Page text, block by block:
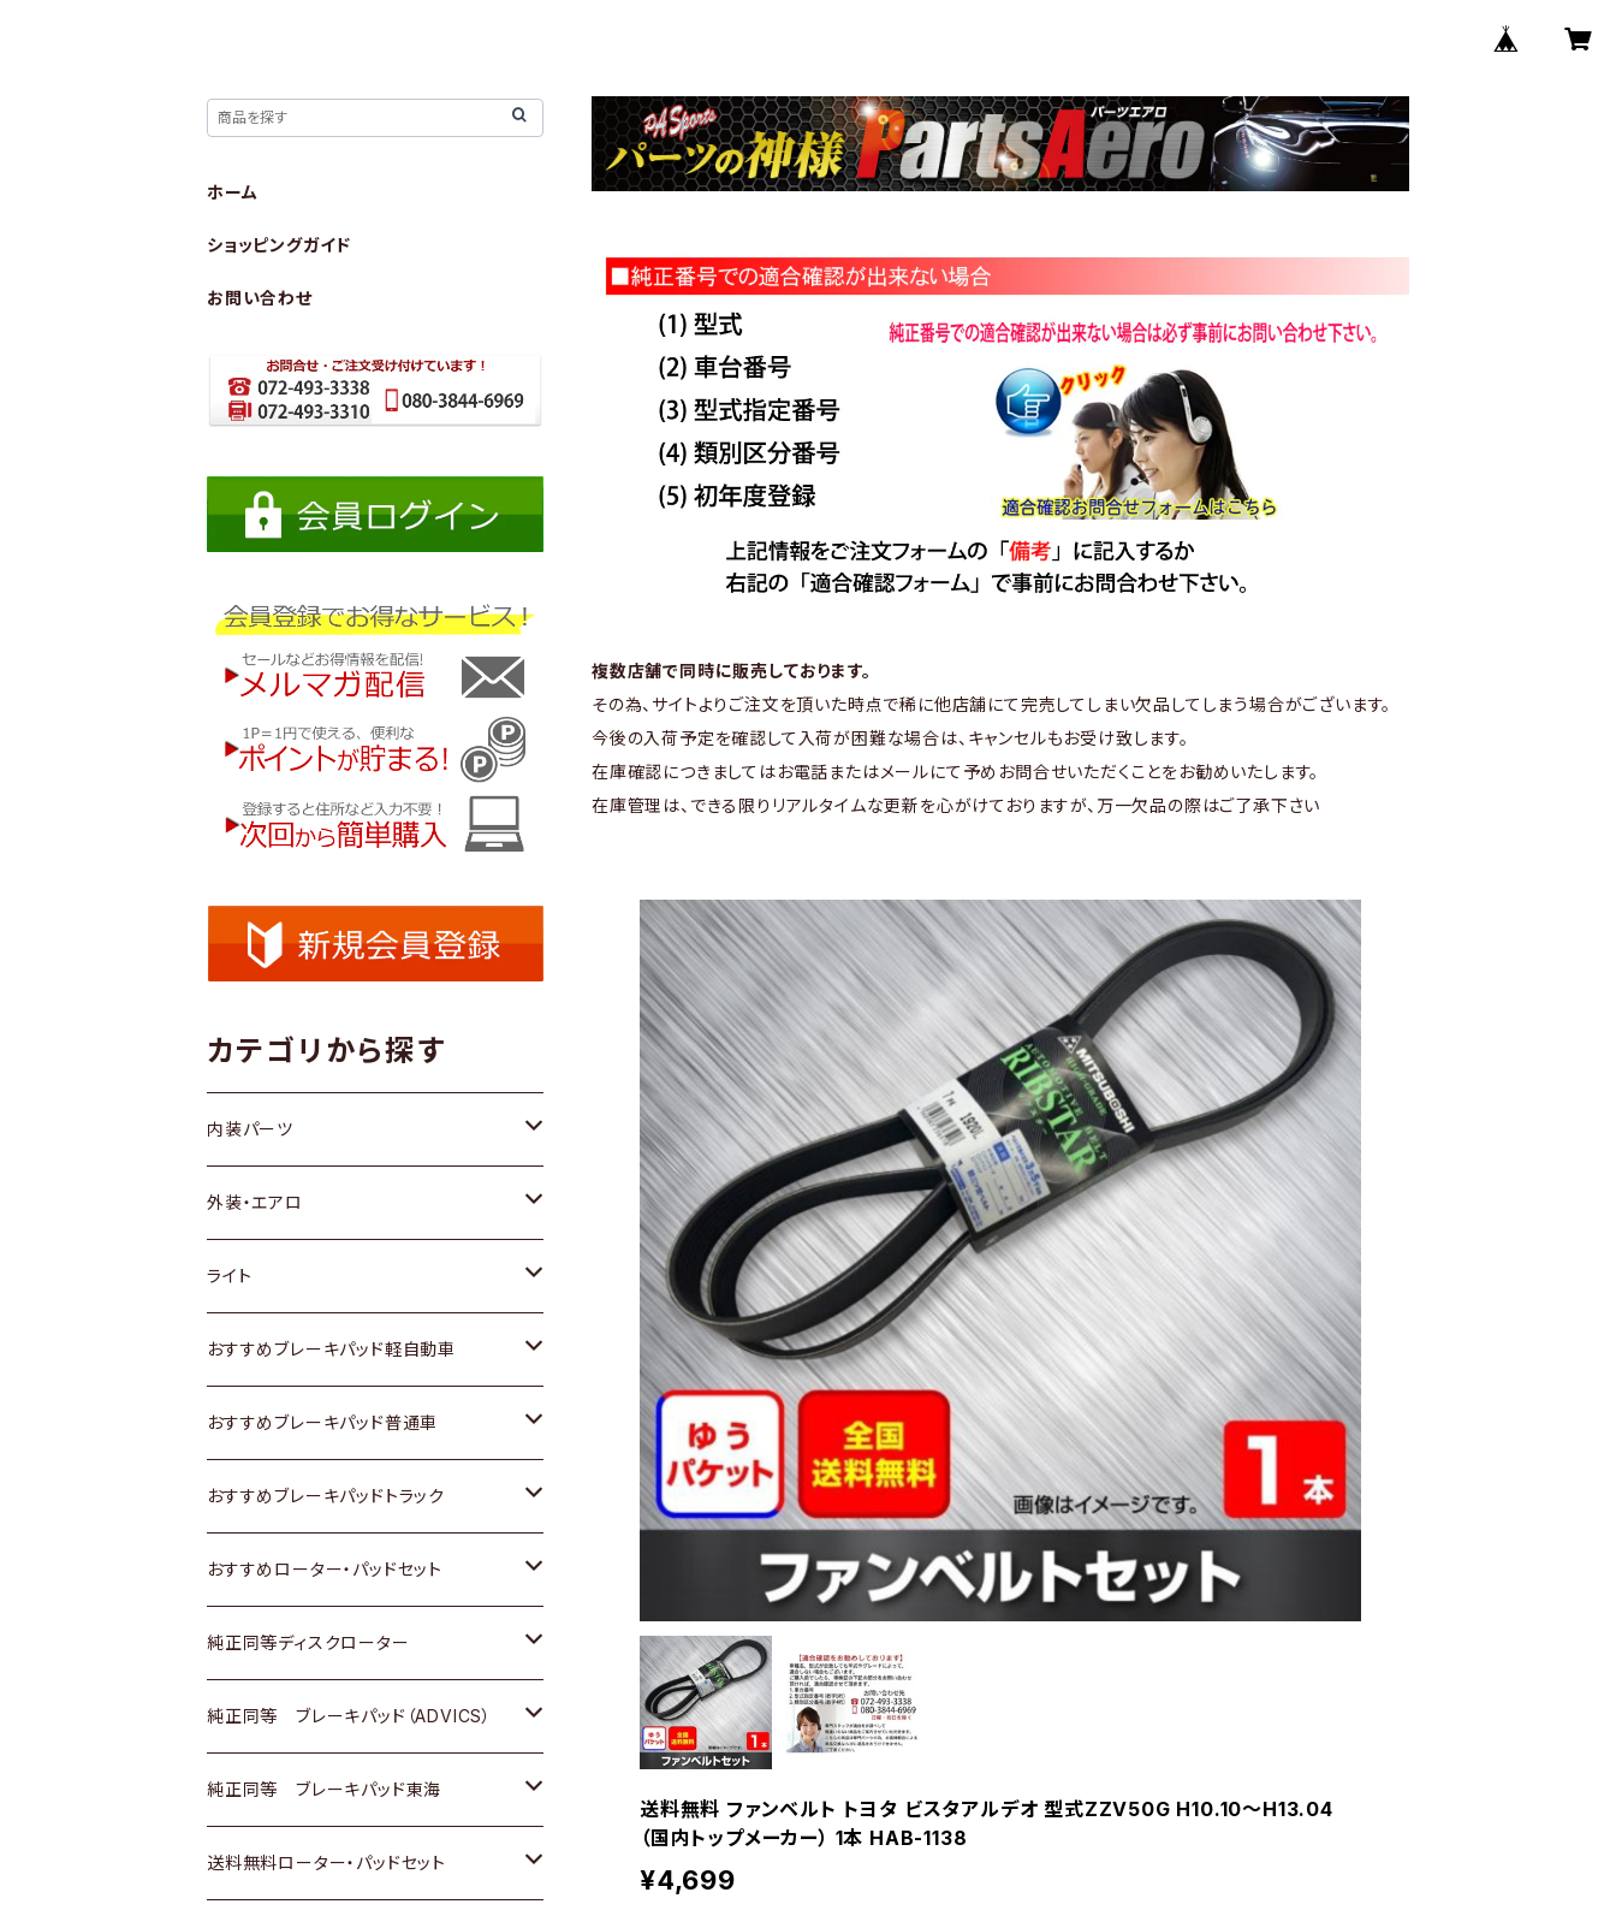
複数店舗で同時に販売しております。
その為、サイトよりご注文を頂いた時点で稀に他店舗にて完売してしまい欠品してしまう場合がございます。
今後の入荷予定を確認して入荷が困難な場合は、キャンセルもお受け致します。
在庫確認につきましてはお電話またはメールにて予めお問合せいただくことをお勧めいたします。
在庫管理は、できる限りリアルタイムな更新を心がけておりますが、万一欠品の際はご了承下さい
送料無料 ファンベルト トヨタ ビスタアルデオ 型式ZZV50G H10.10～H13.04
（国内トップメーカー） 1本 HAB-1138
¥4,699
ホーム
ショッピングガイド
お問い合わせ
カテゴリから探す
内装パーツ
トヨタ
ホンダ
スズキ
日産
いすゞ
ダイハツ
マツダ
三菱
スバル
日野
外装・エアロ
トヨタ
ホンダ
スズキ
日産
いすゞ
ダイハツ
マツダ
三菱
日野
ライト
トヨタ
スズキ
日産
いすゞ
ダイハツ
三菱
日野
三菱ふそう
おすすめブレーキパッド軽自動車
トヨタ
ホンダ
スズキ
日産
ダイハツ
マツダ
三菱
おすすめブレーキパッド普通車
トヨタ
ホンダ
スズキ
日産
いすゞ
ダイハツ
おすすめブレーキパッドトラック
トヨタ
日産
いすゞ
ダイハツ
マツダ
おすすめローター・パッドセット
トヨタ
ホンダ
スズキ
日産
純正同等ディスクローター
トヨタ
ホンダ
スズキ
純正同等 ブレーキパッド（ADVICS）
トヨタ
ホンダ
純正同等 ブレーキパッド東海
トヨタ
送料無料ローター・パッドセット